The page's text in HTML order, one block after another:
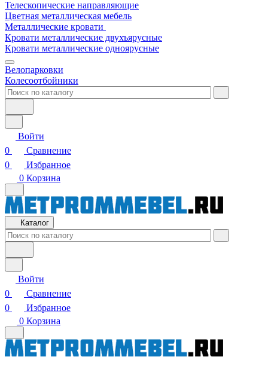
Телескопические направляющие
Цветная металлическая мебель
Металлические кровати
Кровати металлические двухъярусные
Кровати металлические одноярусные
Велопарковки
Колесоотбойники
Войти
0
Сравнение
0
Избранное
0 Корзина
Каталог
Войти
0
Сравнение
0
Избранное
0 Корзина